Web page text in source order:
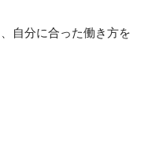
自分に合った働き方を